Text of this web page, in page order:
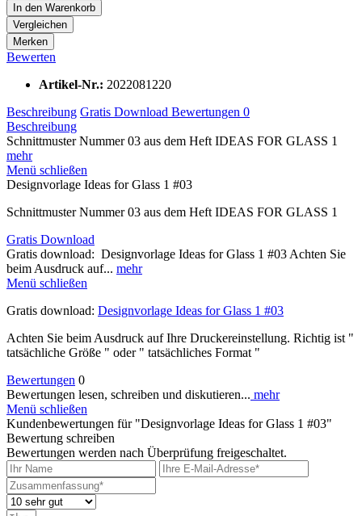
In den Warenkorb
Vergleichen
Merken
Bewerten
Artikel-Nr.: 2022081220
Beschreibung Gratis Download Bewertungen 0
Beschreibung
Schnittmuster Nummer 03 aus dem Heft IDEAS FOR GLASS 1
mehr
Menü schließen
Designvorlage Ideas for Glass 1 #03
Schnittmuster Nummer 03 aus dem Heft IDEAS FOR GLASS 1
Gratis Download
Gratis download: Designvorlage Ideas for Glass 1 #03 Achten Sie
beim Ausdruck auf... mehr
Menü schließen
Gratis download: Designvorlage Ideas for Glass 1 #03
Achten Sie beim Ausdruck auf Ihre Druckereinstellung. Richtig ist "
tatsächliche Größe " oder " tatsächliches Format "
Bewertungen 0
Bewertungen lesen, schreiben und diskutieren... mehr
Menü schließen
Kundenbewertungen für "Designvorlage Ideas for Glass 1 #03"
Bewertung schreiben
Bewertungen werden nach Überprüfung freigeschaltet.